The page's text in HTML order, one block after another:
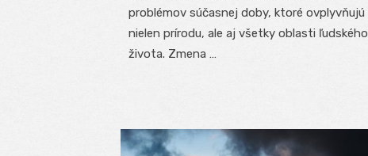
problémov súčasnej doby, ktoré ovplyvňujú
nielen prírodu, ale aj všetky oblasti ľudského
života. Zmena …